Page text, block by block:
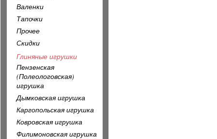
Валенки
Тапочки
Прочее
Скидки
Глиняные игрушки
Пензенская
(Полеологовская)
игрушка
Дымковская игрушка
Каргопольская игрушка
Ковровская игрушка
Филимоновская игрушка